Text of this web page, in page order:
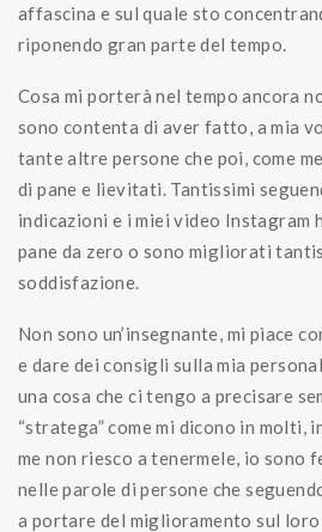
affascina e sul quale sto
riponendo gran parte del tempo.
Cosa mi porterà nel tempo ancora
sono contenta di aver fatto, a mia
tante altre persone che poi, come
di pane e lievitati. Tantissimi
indicazioni e i miei video Instagram
pane da zero o sono migliorati
soddisfazione.
Non sono un’insegnante, mi piace
e dare dei consigli sulla mia
una cosa che ci tengo a precisare
“stratega” come mi dicono in molti,
me non riesco a tenermele, io sono
nelle parole di persone che
a portare del miglioramento sul